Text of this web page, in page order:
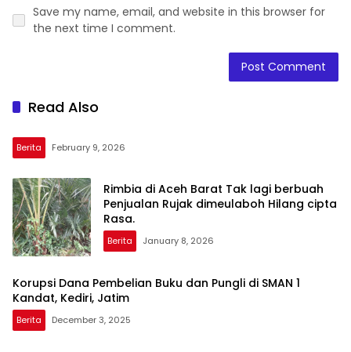
Save my name, email, and website in this browser for
the next time I comment.
Read Also
Berita February 9, 2026
Rimbia di Aceh Barat Tak lagi berbuah
Penjualan Rujak dimeulaboh Hilang cipta
Rasa.
Berita January 8, 2026
Korupsi Dana Pembelian Buku dan Pungli di SMAN 1
Kandat, Kediri, Jatim
Berita December 3, 2025